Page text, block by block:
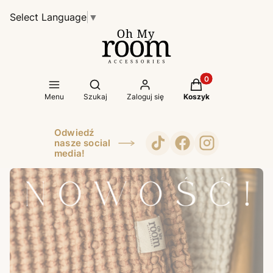
Select Language ▼
Menu
Otwórz wyszukiwarkę
Szukaj Zaloguj się
Produkty w
Koszyk
Odwiedź
nasze social
media!